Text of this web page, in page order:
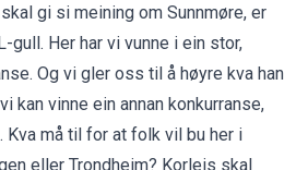
gi si meining om Sunnmøre, er
gull. Her har vi vunne i ein stor,
Og vi gler oss til å høyre kva han
kan vinne ein annan konkurranse,
Kva må til for at folk vil bu her i
eller Trondheim? Korleis skal